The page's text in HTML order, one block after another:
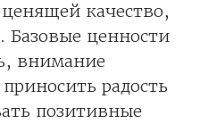
качество,
Базовые ценности
внимание
радость
позитивные